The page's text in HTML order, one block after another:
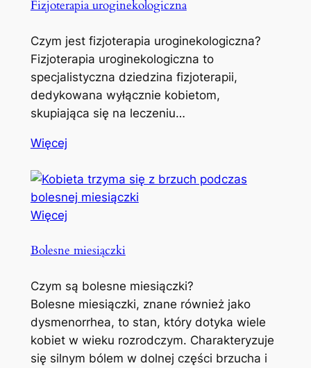
Fizjoterapia uroginekologiczna
Czym jest fizjoterapia uroginekologiczna?
Fizjoterapia uroginekologiczna to
specjalistyczna dziedzina fizjoterapii,
dedykowana wyłącznie kobietom,
skupiająca się na leczeniu…
Więcej
Więcej
Bolesne miesiączki
Czym są bolesne miesiączki?
Bolesne miesiączki, znane również jako
dysmenorrhea, to stan, który dotyka wiele
kobiet w wieku rozrodczym. Charakteryzuje
się silnym bólem w dolnej części brzucha i